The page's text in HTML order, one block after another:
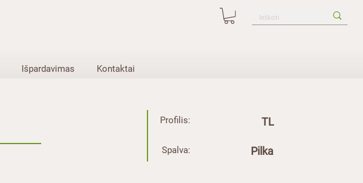
Išpardavimas Kontaktai
Profilis: TL
Spalva: Pilka